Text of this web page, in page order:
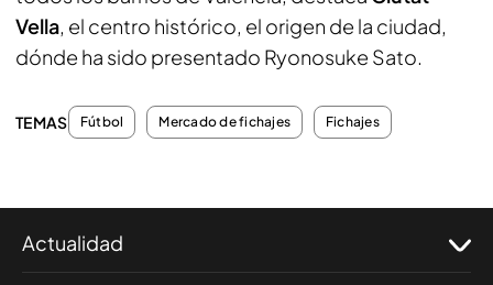
Vella, el centro histórico, el origen de la ciudad,
dónde ha sido presentado Ryonosuke Sato.
TEMAS Fútbol Mercado de fichajes Fichajes
Actualidad